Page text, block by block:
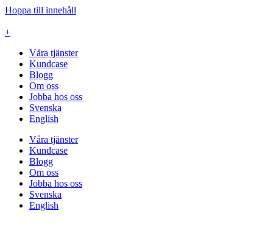
Hoppa till innehåll
+
Våra tjänster
Kundcase
Blogg
Om oss
Jobba hos oss
Svenska
English
Våra tjänster
Kundcase
Blogg
Om oss
Jobba hos oss
Svenska
English